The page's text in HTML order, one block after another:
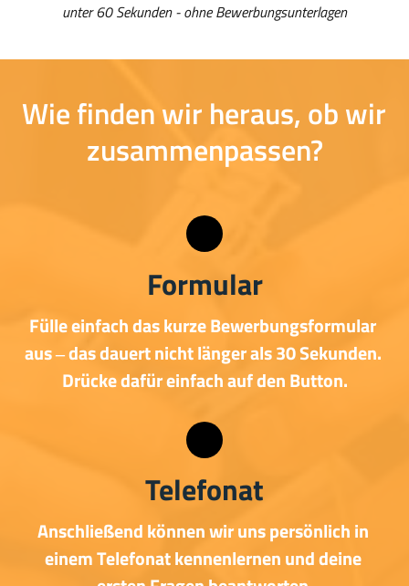
unter 60 Sekunden - ohne Bewerbungsunterlagen
Wie finden wir heraus, ob
zusammenpassen?
Formular
Fülle einfach das kurze
aus ‒das dauert nicht länger als 30
Drücke dafür einfach auf den Button.
Telefonat
Anschließend können wir uns persönlich
einem Telefonat kennenlernen und
deine